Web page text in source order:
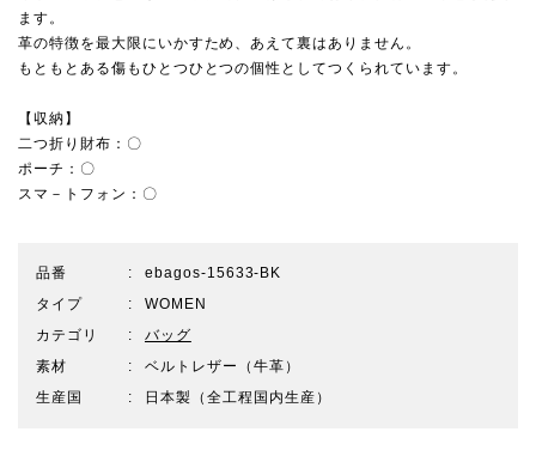
ます。
革の特徴を最大限にいかすため、あえて裏はありません。
もともとある傷もひとつひとつの個性としてつくられています。
【収納】
二つ折り財布：〇
ポーチ：〇
スマ－トフォン：〇
品番
ebagos-15633-BK
タイプ
WOMEN
カテゴリ
バッグ
素材
ベルトレザー（牛革）
生産国
日本製（全工程国内生産）